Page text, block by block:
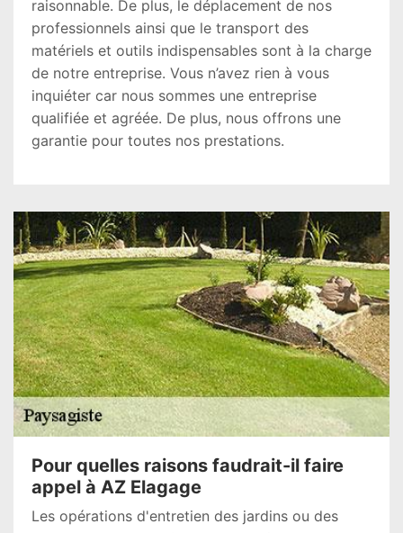
raisonnable. De plus, le déplacement de nos
professionnels ainsi que le transport des
matériels et outils indispensables sont à la charge
de notre entreprise. Vous n’avez rien à vous
inquiéter car nous sommes une entreprise
qualifiée et agréée. De plus, nous offrons une
garantie pour toutes nos prestations.
Pour quelles raisons faudrait-il faire
appel à AZ Elagage
Les opérations d'entretien des jardins ou des